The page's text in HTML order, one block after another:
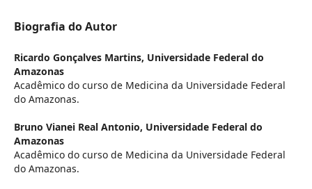
Biografia do Autor
Ricardo Gonçalves Martins, Universidade Federal do
Amazonas
Acadêmico do curso de Medicina da Universidade Federal
do Amazonas.
Bruno Vianei Real Antonio, Universidade Federal do
Amazonas
Acadêmico do curso de Medicina da Universidade Federal
do Amazonas.